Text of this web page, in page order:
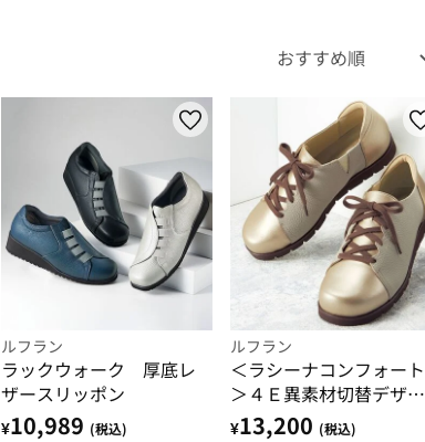
ルフラン
ラックウォーク 厚底レ
ザースリッポン
¥10,989 (税込)
ルフラン
＜ラシーナコンフォート
＞４Ｅ異素材切替デザイ
ンシューズ
¥13,200 (税込)